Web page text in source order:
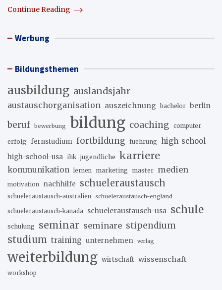
Continue Reading
Werbung
Bildungsthemen
ausbildung auslandsjahr
austauschorganisation auszeichnung bachelor berlin
beruf bewerbung bildung coaching computer
erfolg fernstudium fortbildung fuehrung high-school
high-school-usa ihk jugendliche karriere
kommunikation lernen marketing master medien
motivation nachhilfe schueleraustausch
schueleraustausch-australien schueleraustausch-england
schueleraustausch-kanada schueleraustausch-usa schule
schulung seminar seminare stipendium
studium training unternehmen verlag
weiterbildung wirtschaft wissenschaft
workshop